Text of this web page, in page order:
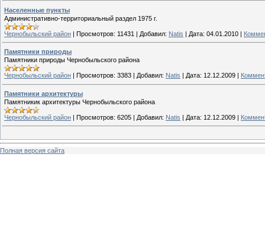
Населенные пункты
Административно-территориальный раздел 1975 г.
Чернобыльский район | Просмотров: 11431 | Добавил: Natis | Дата: 04.01.2010 |
Памятники природы
Памятники природы Чернобыльского района
Чернобыльский район | Просмотров: 3383 | Добавил: Natis | Дата: 12.12.2009 |
Памятники архитектуры
Памятникик архитектуры Чернобыльского района
Чернобыльский район | Просмотров: 6205 | Добавил: Natis | Дата: 12.12.2009 |
Полная версия сайта